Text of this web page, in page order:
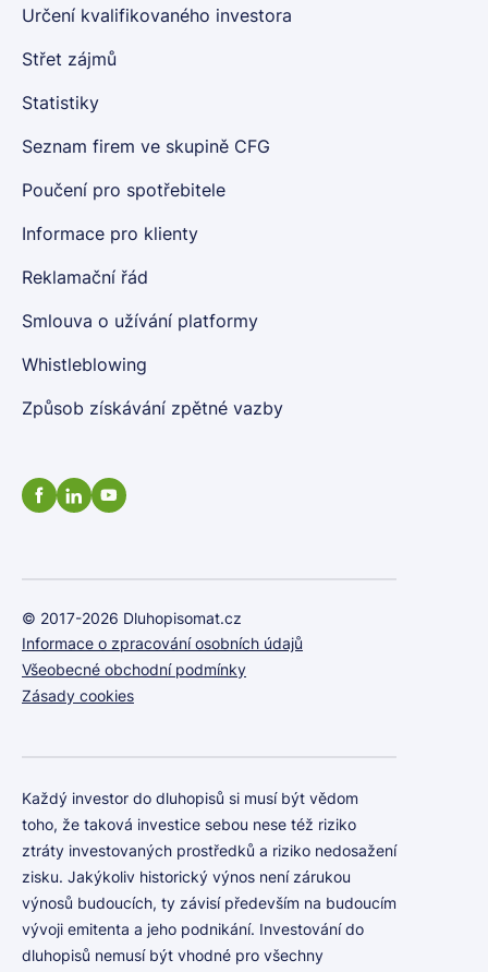
Určení kvalifikovaného investora
Střet zájmů
Statistiky
Seznam firem ve skupině CFG
Poučení pro spotřebitele
Informace pro klienty
Reklamační řád
Smlouva o užívání platformy
Whistleblowing
Způsob získávání zpětné vazby
© 2017-2026 Dluhopisomat.cz
Informace o zpracování osobních údajů
Všeobecné obchodní podmínky
Zásady cookies
Každý investor do dluhopisů si musí být vědom
toho, že taková investice sebou nese též riziko
ztráty investovaných prostředků a riziko nedosažení
zisku. Jakýkoliv historický výnos není zárukou
výnosů budoucích, ty závisí především na budoucím
vývoji emitenta a jeho podnikání. Investování do
dluhopisů nemusí být vhodné pro všechny